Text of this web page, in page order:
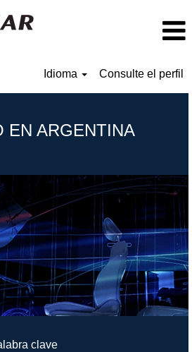
Idioma Consulte el perfil
EN ARGENTINA
clave